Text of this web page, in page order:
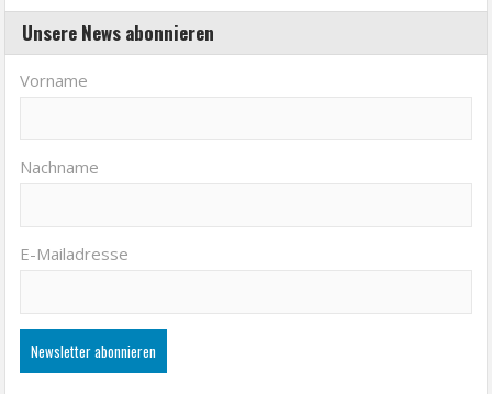
Unsere News abonnieren
Vorname
Nachname
E-Mailadresse